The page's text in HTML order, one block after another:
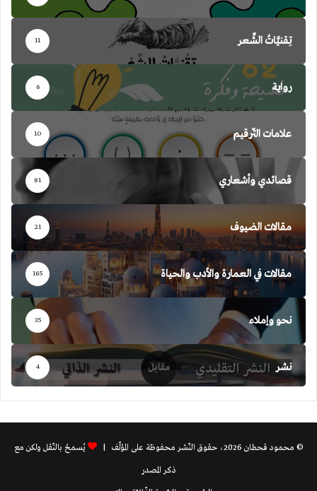
تِقنيَّاتُ الشِّعر 11
رواية 6
علامات التّرقيم 10
قصائدي وأشعاري 81
مقالات الضيوف 21
مقالات في العمارة والأدب والحياة 165
نحو وإملاء 35
نشر 4
© محمود قحطان 2026، حقوق النّشر محفوظة على المؤلّف |
يُسمحُ بالنّقل ولكن مع
ذكر المصدر